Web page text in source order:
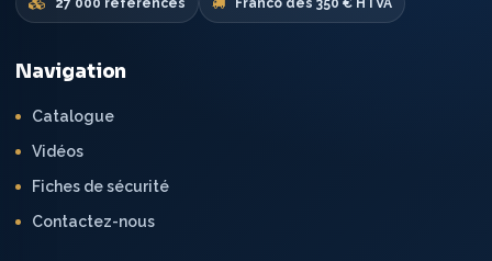
27 000 références Franco dès 350 € HTVA
Navigation
Catalogue
Vidéos
Fiches de sécurité
Contactez-nous